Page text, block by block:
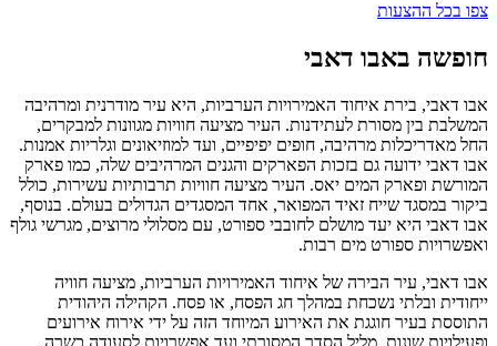
צפו בכל ההצעות
חופשה באבו דאבי
אבו דאבי, בירת איחוד האמירויות הערביות, היא עיר מודרנית ומרהיבה
המשלבת בין מסורת לעתידנות. העיר מציעה חוויות מגוונות למבקרים,
החל מאדריכלות מרהיבה, חופים יפיפיים, ועד למוזיאונים וגלריות אמנות.
אבו דאבי ידועה גם בזכות הפארקים והגנים המרהיבים שלה, כמו פארק
המורשת ופארק המים יאס. העיר מציעה חוויות תרבותיות עשירות, כולל
ביקור במסגד שייח זאיד המפואר, אחד המסגדים הגדולים בעולם. בנוסף,
אבו דאבי היא יעד מושלם לחובבי ספורט, עם מסלולי מרוצים, מגרשי גולף
ואפשרויות ספורט מים רבות.
אבו דאבי, עיר הבירה של איחוד האמירויות הערביות, מציעה חוויה
ייחודית ובלתי נשכחת במהלך חג הפסח, או פסח. הקהילה היהודית
התוססת בעיר חוגגת את האירוע המיוחד הזה על ידי אירוח אירועים